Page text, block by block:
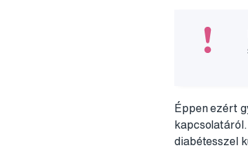
Éppen ezért
diabétesszel